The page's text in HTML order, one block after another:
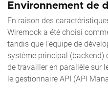
Environnement de
En raison des
Wiremock a été choisi
tandis que l’équipe de
système principal (backend)
de travailler en parallèle sur
le gestionnaire API (API